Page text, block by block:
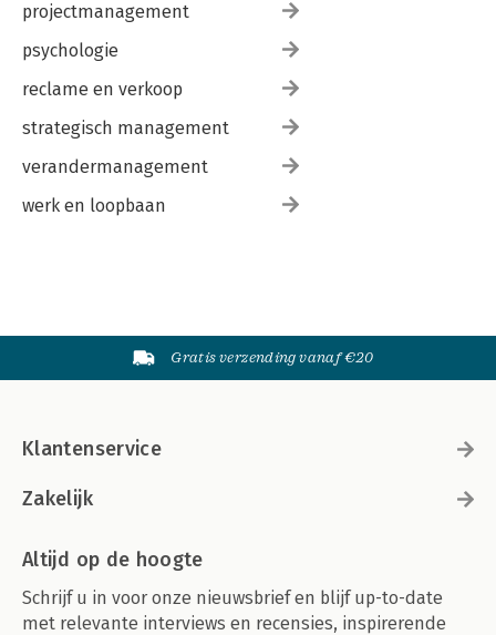
projectmanagement
psychologie
reclame en verkoop
strategisch management
verandermanagement
werk en loopbaan
Gratis verzending vanaf €20
Klantenservice
Zakelijk
Altijd op de hoogte
Schrijf u in voor onze nieuwsbrief en blijf up-to-date
met relevante interviews en recensies, inspirerende